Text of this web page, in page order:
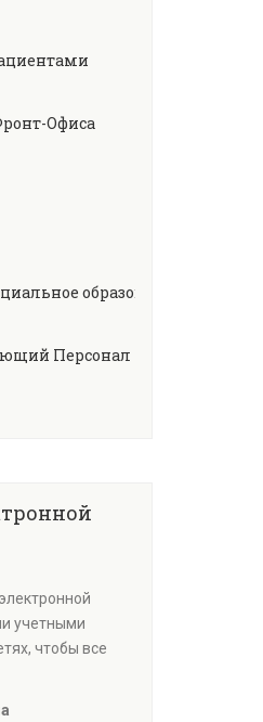
Офиса
образование)
Персонал
учетными
чтобы все